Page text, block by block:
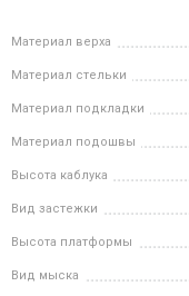
Материал верха
Материал стельки
Материал подкладки
Материал подошвы
Высота каблука
Вид застежки
Высота платформы
Вид мыска